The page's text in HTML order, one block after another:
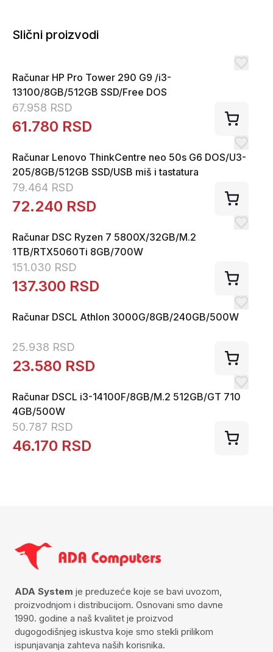
Slični proizvodi
Računar HP Pro Tower 290 G9 /i3-
13100/8GB/512GB SSD/Free DOS
67.958 RSD
61.780 RSD
Računar Lenovo ThinkCentre neo 50s G6 DOS/U3-
205/8GB/512GB SSD/USB miš i tastatura
79.464 RSD
72.240 RSD
Računar DSC Ryzen 7 5800X/32GB/M.2
1TB/RTX5060Ti 8GB/700W
151.030 RSD
137.300 RSD
Računar DSCL Athlon 3000G/8GB/240GB/500W
25.938 RSD
23.580 RSD
Računar DSCL i3-14100F/8GB/M.2 512GB/GT 710
4GB/500W
50.787 RSD
46.170 RSD
ADA System je preduzeće koje se bavi uvozom,
proizvodnjom i distribucijom. Osnovani smo davne
1990. godine a naš kvalitet je proizvod
dugogodišnjeg iskustva koje smo stekli prilikom
ispunjavanja zahteva naših korisnika.